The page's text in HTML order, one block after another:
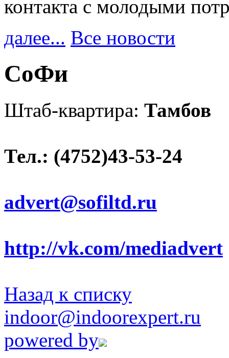
контакта с молодыми
далее... Все новости
СоФи
Штаб-квартира: Тамбов
Тел.: (4752)43-53-24
advert@sofiltd.ru
http://vk.com/mediadvert
Назад к списку
indoor@indoorexpert.ru
powered by